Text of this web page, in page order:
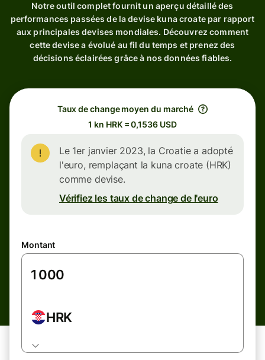
Notre outil complet fournit un aperçu détaillé des
performances passées de la devise kuna croate par rapport
aux principales devises mondiales. Découvrez comment
cette devise a évolué au fil du temps et prenez des
décisions éclairées grâce à nos données fiables.
Taux de change moyen du marché
1 kn HRK = 0,1536 USD
Le 1er janvier 2023, la Croatie a adopté
l'euro, remplaçant la kuna croate (HRK)
comme devise.
Vérifiez les taux de change de l'euro
Montant
HRK